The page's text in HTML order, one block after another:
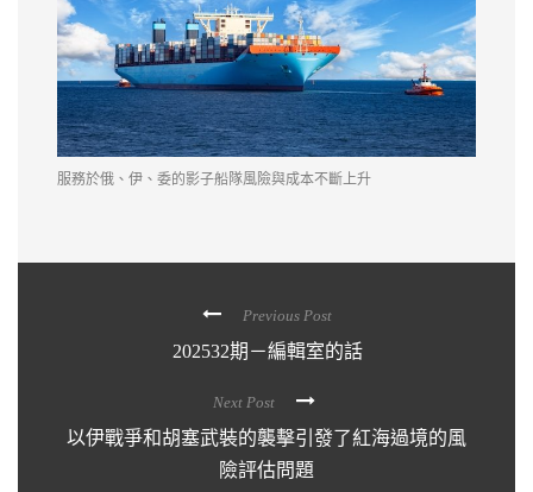
Previous Post
202532期－編輯室的話
Next Post
以伊戰爭和胡塞武裝的襲擊引發了紅海過境的風
險評估問題
服務於俄、伊、委的影子船隊風險與成本不斷上升